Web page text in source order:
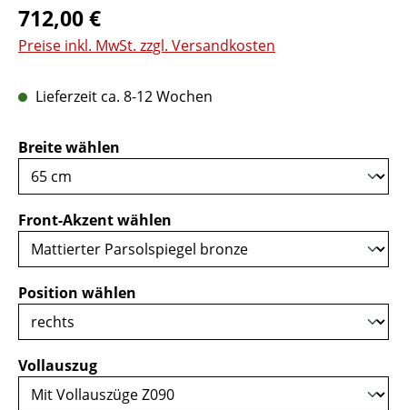
Regulärer Preis:
712,00 €
Preise inkl. MwSt. zzgl. Versandkosten
Lieferzeit ca. 8-12 Wochen
Breite wählen
Front-Akzent wählen
Position wählen
Vollauszugauswählen